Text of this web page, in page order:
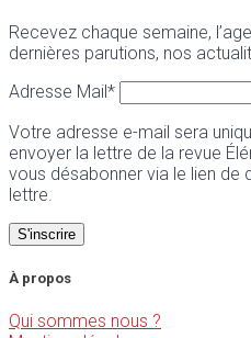
Recevez chaque semaine,
dernières parutions, nos
Adresse Mail*
Votre adresse e-mail sera
envoyer la lettre de la revue
vous désabonner via le lien de
lettre.
À propos
Qui sommes nous ?